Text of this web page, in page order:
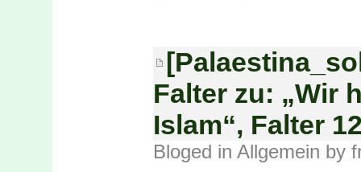
Falter zu: „Wir
Islam“, Falter
Bloged in Allgemein by